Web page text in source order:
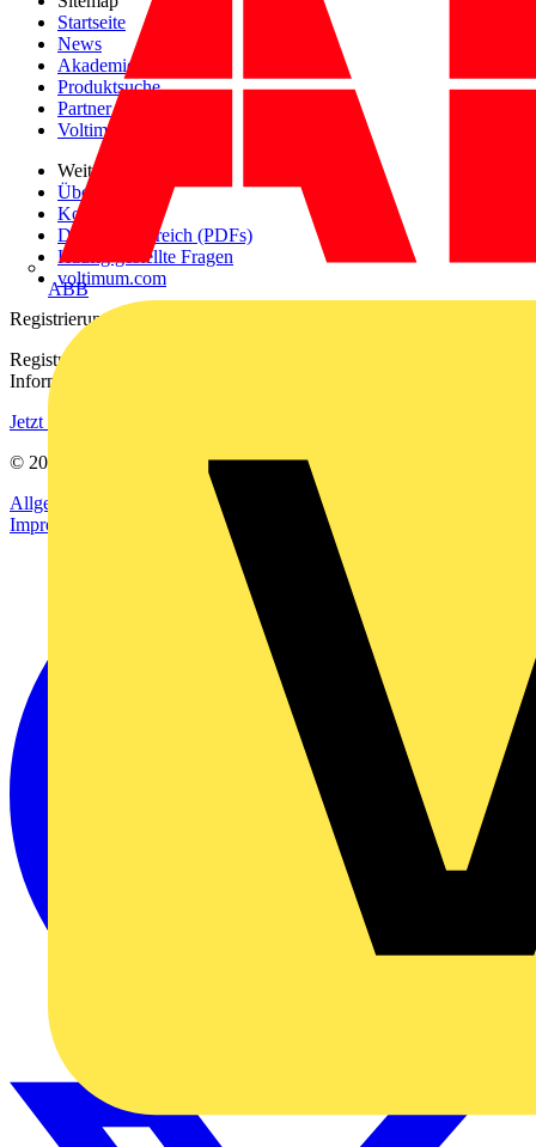
ABB
Startseite
News
Akademie
Produktsuche
Partner
Voltimum+
Weitere Links
Über uns
Kontakt
Downloadbereich (PDFs)
Häufig gestellte Fragen
voltimum.com
Registrierung
Registrieren Sie sich kostenlos und erhalten Sie stets aktuelle
Informationen aus der Elektroindustrie.
Jetzt registrieren
© 2002-
Allgemeine Geschäftsbedingungen
Datenschutzerklärung
Impressum